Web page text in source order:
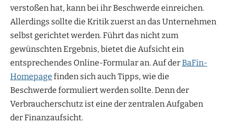
verstoßen hat, kann bei ihr Beschwerde einreichen.
Allerdings sollte die Kritik zuerst an das Unternehmen
selbst gerichtet werden. Führt das nicht zum
gewünschten Ergebnis, bietet die Aufsicht ein
entsprechendes Online-Formular an. Auf derBaFin-
Homepage finden sich auch Tipps, wie die
Beschwerde formuliert werden sollte. Denn der
Verbraucherschutz ist eine der zentralen Aufgaben
der Finanzaufsicht.